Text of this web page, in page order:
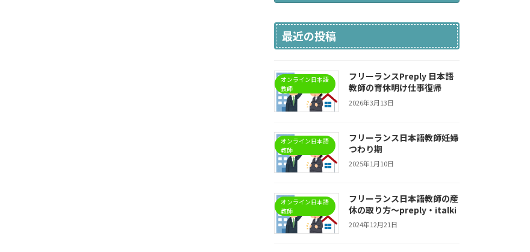
最近の投稿
オンライン日本語
教師
フリーランスPreply 日本語
教師の育休明け仕事復帰
2026年3月13日
オンライン日本語
教師
フリーランス日本語教師妊婦
つわり期
2025年1月10日
オンライン日本語
教師
フリーランス日本語教師の産
休の取り方〜preply・italki
2024年12月21日